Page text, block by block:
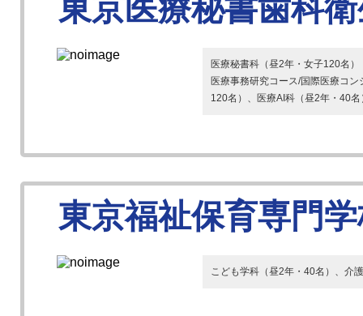
東京医療秘書歯科
医療秘書科（昼2年・女子120名
医療事務研究コース/国際医療コ
120名）、医療AI科（昼2年・40
東京福祉保育専門
こども学科（昼2年・40名）、介